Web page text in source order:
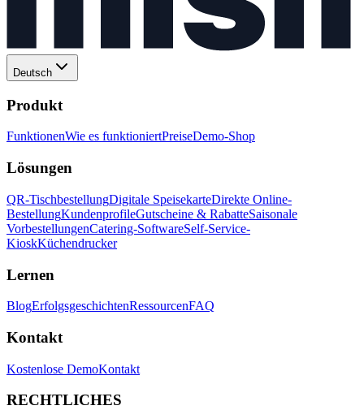
Deutsch
Produkt
FunktionenWie es funktioniertPreiseDemo-Shop
Lösungen
QR-TischbestellungDigitale SpeisekarteDirekte Online-
BestellungKundenprofileGutscheine & RabatteSaisonale
VorbestellungenCatering-SoftwareSelf-Service-
KioskKüchendrucker
Lernen
BlogErfolgsgeschichtenRessourcenFAQ
Kontakt
Kostenlose DemoKontakt
RECHTLICHES